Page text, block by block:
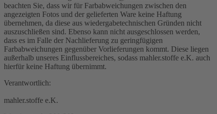
beachten Sie, dass wir für Farbabweichungen zwischen den
angezeigten Fotos und der gelieferten Ware keine Haftung
übernehmen, da diese aus wiedergabetechnischen Gründen nicht
auszuschließen sind. Ebenso kann nicht ausgeschlossen werden,
dass es im Falle der Nachlieferung zu geringfügigen
Farbabweichungen gegenüber Vorlieferungen kommt. Diese liegen
außerhalb unseres Einflussbereiches, sodass mahler.stoffe e.K. auch
hierfür keine Haftung übernimmt.
Verantwortlich:
mahler.stoffe e.K.